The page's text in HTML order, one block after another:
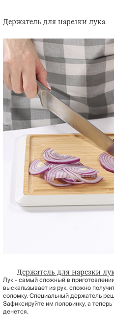
Держатель для нарезки лука
Держатель для нарезки
Лук - самый сложный в
выскальзывает из рук, сложно
соломку. Специальный держатель
Зафиксируйте им половинку, а
денется.